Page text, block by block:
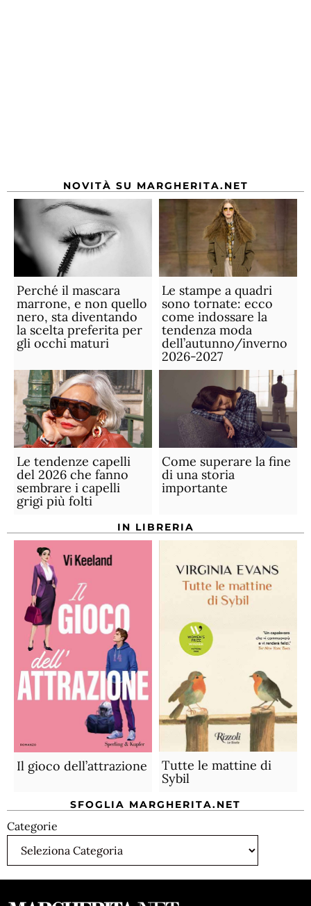
NOVITÀ SU MARGHERITA.NET
Perché il mascara
marrone, e non quello
nero, sta diventando
la scelta preferita per
gli occhi maturi
Le stampe a quadri
sono tornate: ecco
come indossare la
tendenza moda
dell’autunno/inverno
2026-2027
Le tendenze capelli
del 2026 che fanno
sembrare i capelli
grigi più folti
Come superare la fine
di una storia
importante
IN LIBRERIA
Il gioco dell’attrazione
Tutte le mattine di
Sybil
SFOGLIA MARGHERITA.NET
Categorie